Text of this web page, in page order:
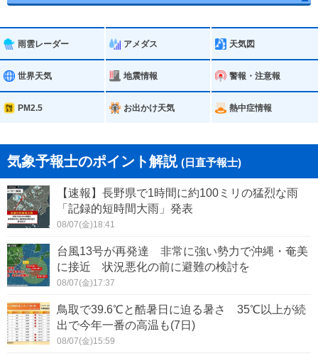
雨雲レーダー アメダス 天気図
世界天気 地震情報 警報・注意報
PM2.5 お出かけ天気 熱中症情報
気象予報士のポイント解説 (日直予報士)
【速報】長野県で1時間に約100ミリの猛烈な雨
「記録的短時間大雨」発表
08/07(金)18:41
台風13号が再発達 非常に強い勢力で沖縄・奄美
に接近 状況悪化の前に避難の検討を
08/07(金)17:37
鳥取で39.6℃と酷暑日に迫る暑さ 35℃以上が続
出で今年一番の高温も(7日)
08/07(金)15:59